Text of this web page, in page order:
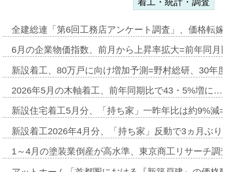
全建総連「第6回工務店アンケート調査」、価格転
6月の企業物価指数、前月から上昇率拡大=前年同
新設着工、80万戸に向け増加予測=野村総研、30年
2026年5月の木軸着工、前年同期比で43・5%増に…
新設住宅着工5月分、「持ち家」一昨年比は約9%
新設着工2026年4月分、「持ち家」反動で3ヵ月ぶ
1～4月の塗装業倒産が高水準、東京商工リサーチ